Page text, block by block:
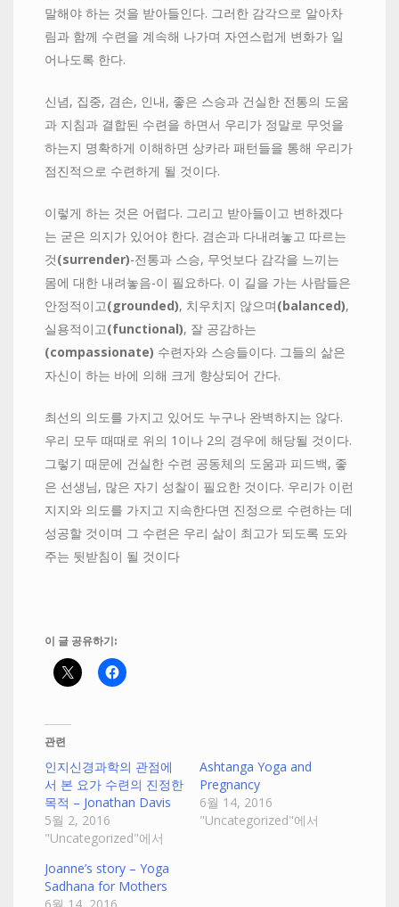
말해야 하는 것을 받아들인다. 그러한 감각으로 알아차
림과 함께 수련을 계속해 나가며 자연스럽게 변화가 일
어나도록 한다.
신념, 집중, 겸손, 인내, 좋은 스승과 건실한 전통의 도움
과 지침과 결합된 수련을 하면서 우리가 정말로 무엇을
하는지 명확하게 이해하면 상카라 패턴들을 통해 우리가
점진적으로 수련하게 될 것이다.
이렇게 하는 것은 어렵다. 그리고 받아들이고 변하겠다
는 굳은 의지가 있어야 한다. 겸손과 다내려놓고 따르는
것(surrender)-전통과 스승, 무엇보다 감각을 느끼는
몸에 대한 내려놓음-이 필요하다. 이 길을 가는 사람들은
안정적이고(grounded), 치우치지 않으며(balanced),
실용적이고(functional), 잘 공감하는
(compassionate) 수련자와 스승들이다. 그들의 삶은
자신이 하는 바에 의해 크게 향상되어 간다.
최선의 의도를 가지고 있어도 누구나 완벽하지는 않다.
우리 모두 때때로 위의 1이나 2의 경우에 해당될 것이다.
그렇기 때문에 건실한 수련 공동체의 도움과 피드백, 좋
은 선생님, 많은 자기 성찰이 필요한 것이다. 우리가 이런
지지와 의도를 가지고 지속한다면 진정으로 수련하는 데
성공할 것이며 그 수련은 우리 삶이 최고가 되도록 도와
주는 뒷받침이 될 것이다
이 글 공유하기:
관련
인지신경과학의 관점에
서 본 요가 수련의 진정한
목적 – Jonathan Davis
5월 2, 2016
"Uncategorized"에서
Ashtanga Yoga and
Pregnancy
6월 14, 2016
"Uncategorized"에서
Joanne’s story – Yoga
Sadhana for Mothers